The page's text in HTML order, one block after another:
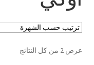
الدفع
تواصل معنا
عرض ⁦2⁩ من كل النتائج
تم